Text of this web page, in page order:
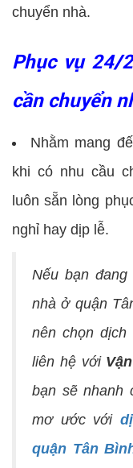
chuyển nhà.
Phục vụ 24/
cần chuyển
Nhằm mang
khi có nhu cầu
luôn sẵn lòng
nghỉ hay dịp lễ.
Nếu bạn
nhà ở quận
nên chọn
liên hệ với
bạn sẽ nhanh
mơ ước với
quận Tân